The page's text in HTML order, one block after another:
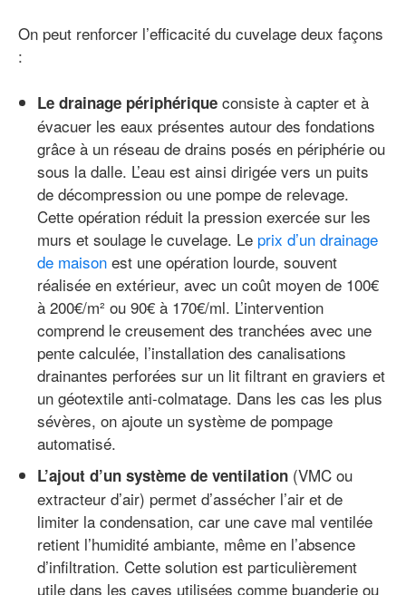
On peut renforcer l’efficacité du cuvelage deux façons
:
Le drainage périphérique consiste à capter et à
évacuer les eaux présentes autour des fondations
grâce à un réseau de drains posés en périphérie ou
sous la dalle. L’eau est ainsi dirigée vers un puits
de décompression ou une pompe de relevage.
Cette opération réduit la pression exercée sur les
murs et soulage le cuvelage. Le prix d’un drainage
de maison est une opération lourde, souvent
réalisée en extérieur, avec un coût moyen de 100€
à 200€/m² ou 90€ à 170€/ml. L’intervention
comprend le creusement des tranchées avec une
pente calculée, l’installation des canalisations
drainantes perforées sur un lit filtrant en graviers et
un géotextile anti-colmatage. Dans les cas les plus
sévères, on ajoute un système de pompage
automatisé.
L’ajout d’un système de ventilation (VMC ou
extracteur d’air) permet d’assécher l’air et de
limiter la condensation, car une cave mal ventilée
retient l’humidité ambiante, même en l’absence
d’infiltration. Cette solution est particulièrement
utile dans les caves utilisées comme buanderie ou